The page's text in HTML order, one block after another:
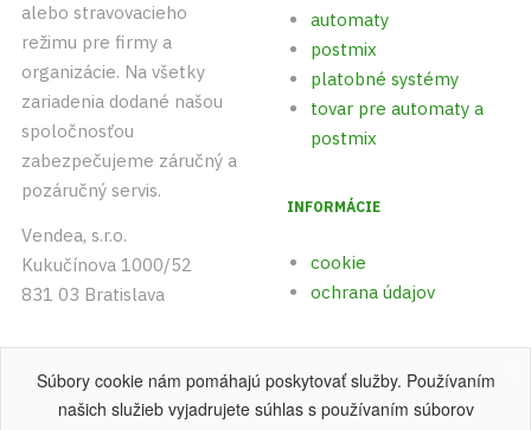
alebo stravovacieho
režimu pre firmy a
organizácie. Na všetky
zariadenia dodané našou
spoločnosťou
zabezpečujeme záručný a
pozáručný servis.
Vendea, s.r.o.
Kukučínova 1000/52
831 03 Bratislava
+421 (0)903 542 893
+421 (0)915 742 891
automaty
postmix
platobné systémy
tovar pre automaty a
postmix
INFORMÁCIE
cookie
ochrana údajov
Súbory cookie nám pomáhajú poskytovať služby. Používaním
našich služieb vyjadrujete súhlas s používaním súborov